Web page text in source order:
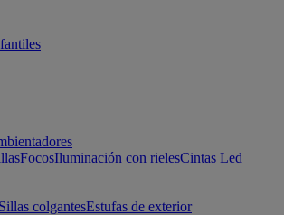
FocosIluminación con rielesCintas Led
Sillas colgantesEstufas de exterior